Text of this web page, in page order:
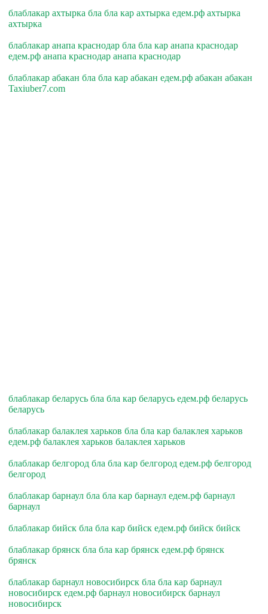
блаблакар ахтырка бла бла кар ахтырка едем.рф ахтырка
ахтырка
блаблакар анапа краснодар бла бла кар анапа краснодар
едем.рф анапа краснодар анапа краснодар
блаблакар абакан бла бла кар абакан едем.рф абакан абакан
Taxiuber7.com
блаблакар беларусь бла бла кар беларусь едем.рф беларусь
беларусь
блаблакар балаклея харьков бла бла кар балаклея харьков
едем.рф балаклея харьков балаклея харьков
блаблакар белгород бла бла кар белгород едем.рф белгород
белгород
блаблакар барнаул бла бла кар барнаул едем.рф барнаул
барнаул
блаблакар бийск бла бла кар бийск едем.рф бийск бийск
блаблакар брянск бла бла кар брянск едем.рф брянск
брянск
блаблакар барнаул новосибирск бла бла кар барнаул
новосибирск едем.рф барнаул новосибирск барнаул
новосибирск